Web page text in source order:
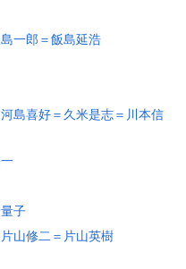
一郎＝飯島延浩
島喜好＝久米是志＝川本信
子
山修二＝片山英樹